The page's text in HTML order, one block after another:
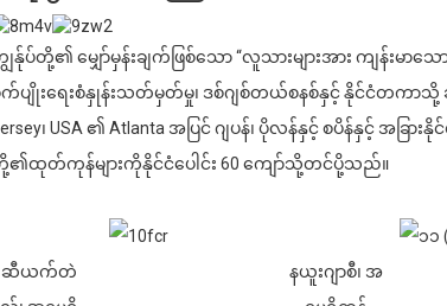
န်ုပ်တို့၏ မျှော်မှန်းချက်ဖြစ်သော “လူသားများအား ကျန်းမ
ပျိုးရေးစံနှုန်းသတ်မှတ်မှု၊ ဒစ်ဂျစ်တယ်စနစ်နှင့် နိုင်ငံတက
၊ USA ၏ Atlanta အပြင် ဂျပန်၊ ပိုလန်နှင့် စပိန်နှင့် အခ
ထုတ်ကုန်များကိုနိုင်ငံပေါင်း 60 ကျော်သို့တင်ပို့သည်။
ဆီယက်တဲ
နယူးဂျာစီ၊ အ